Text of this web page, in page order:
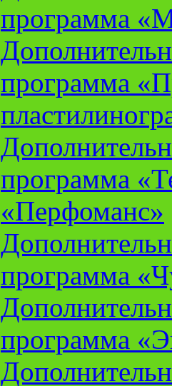
программа
программа
программа
«Перфоманс»
программа
программа